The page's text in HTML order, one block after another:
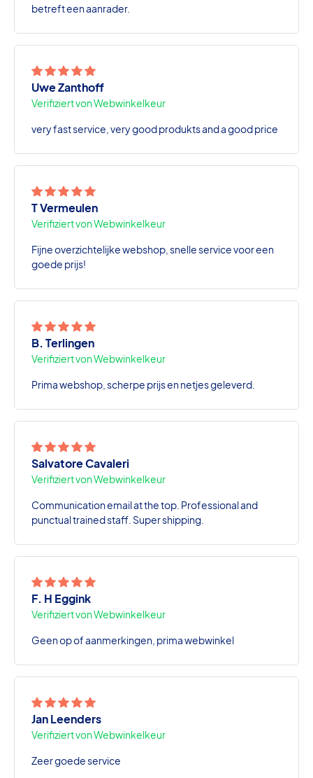
betreft een aanrader.
Uwe Zanthoff
Verifiziert von Webwinkelkeur
very fast service, very good produkts and a good price
T Vermeulen
Verifiziert von Webwinkelkeur
Fijne overzichtelijke webshop, snelle service voor een
goede prijs!
B. Terlingen
Verifiziert von Webwinkelkeur
Prima webshop, scherpe prijs en netjes geleverd.
Salvatore Cavaleri
Verifiziert von Webwinkelkeur
Communication email at the top. Professional and
punctual trained staff. Super shipping.
F. H Eggink
Verifiziert von Webwinkelkeur
Geen op of aanmerkingen, prima webwinkel
Jan Leenders
Verifiziert von Webwinkelkeur
Zeer goede service